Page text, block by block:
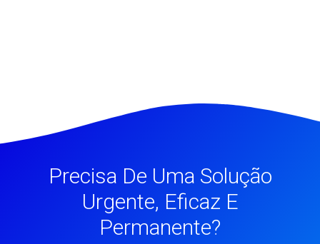
Precisa De Uma Solução
Urgente, Eficaz E
Permanente?